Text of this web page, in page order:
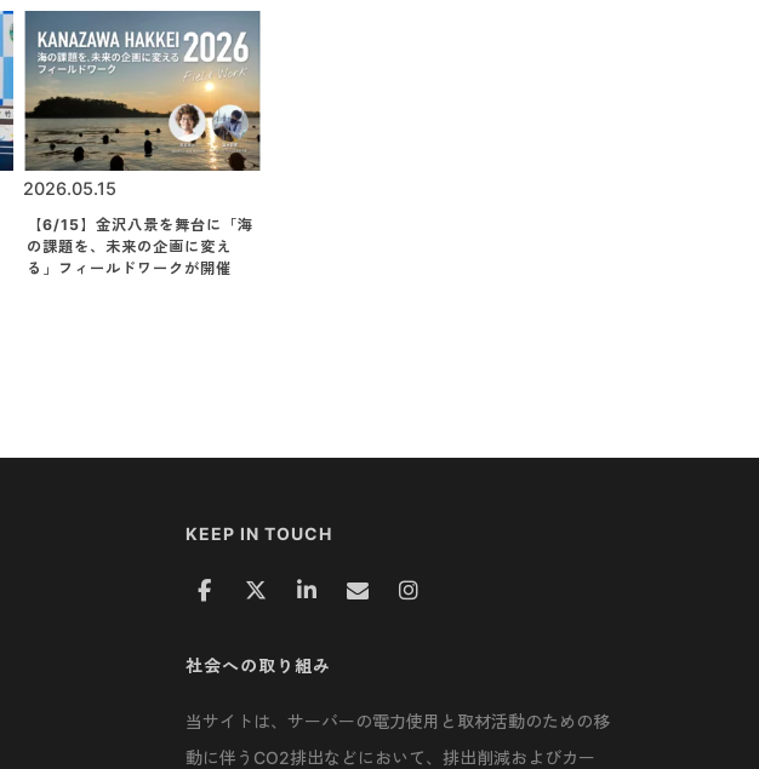
2026.05.15
【6/15】金沢八景を舞台に「海
の課題を、未来の企画に変え
る」フィールドワークが開催
KEEP IN TOUCH
社会への取り組み
当サイトは、サーバーの電力使用と取材活動のための移
動に伴うCO2排出などにおいて、排出削減およびカー